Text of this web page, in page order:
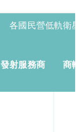
各國民營低軌衛
發射服務商 商轉